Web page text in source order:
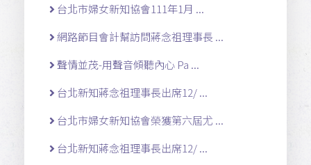
台北市婦女新知協會111年1月 ...
網路節目會計幫訪問蔣念祖理事長 ...
聲情並茂-用聲音傾聽內心 Pa ...
台北新知蔣念祖理事長出席12/ ...
台北市婦女新知協會榮獲第六屆尤 ...
台北新知蔣念祖理事長出席12/ ...